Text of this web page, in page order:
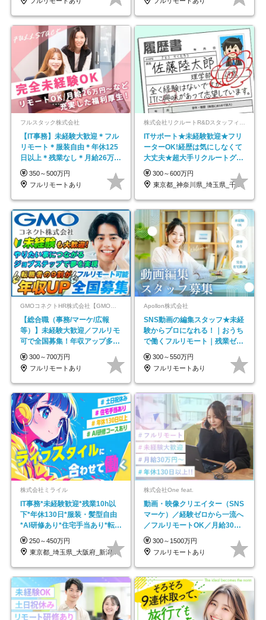
フルスタック株式会社
【IT事務】未経験大歓迎＊フル
リモート＊服装自由＊年休125
日以上＊残業なし＊月給26万円
以上
350～500万円
フルリモートあり
ITサポート★未経験歓迎★フリ
ーターOK!経歴は気にしなくて
大丈夫★超大手リクルートグル
ープの正社員/sg
300～600万円
東京都_神奈川県_埼玉県_千葉県_大阪府…
GMOコネクトHR株式会社【GMOインターネットグループ】
【総合職（事務/マーケ/広報
等）】未経験大歓迎／フルリモ
可で全国募集！年収アップ多数
★年休最大130日★
300～700万円
フルリモートあり
Apollon株式会社
SNS動画の編集スタッフ★未経
験からプロになれる！｜おうち
で働くフルリモート｜残業ゼロ
で18時退勤◎
300～550万円
フルリモートあり
株式会社ミライル
IT事務*未経験歓迎*残業10h以
下*年休130日*服装・髪型自由
*AI研修あり*住宅手当あり*転勤
なし
250～450万円
東京都_埼玉県_大阪府_新潟県_福岡県
株式会社One feat.
動画・映像クリエイター（SNS
マーケ）／経験ゼロから一流へ
／フルリモートOK／月給30万
円～／年休130日以上
300～1500万円
フルリモートあり